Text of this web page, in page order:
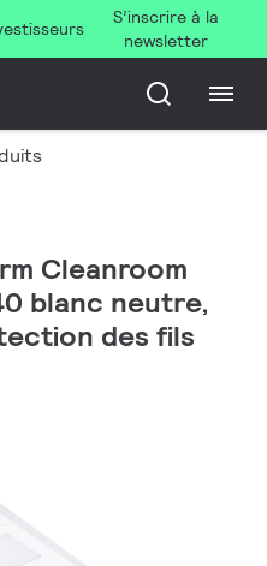
S’inscrire à la
newsletter
Cleanroom
blanc neutre,
des fils